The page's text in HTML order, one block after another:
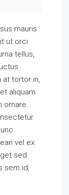
mauris
ut orci
tellus,
at tortor in,
aliquam
ornare.
vel ex
sed
sem id,